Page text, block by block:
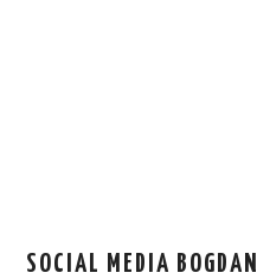
SOCIAL MEDIA BOGDAN